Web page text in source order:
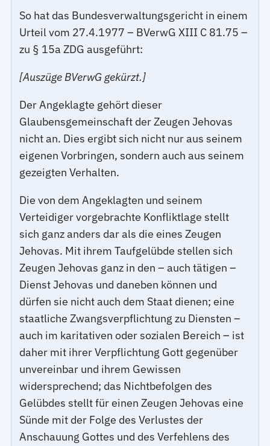
So hat das Bundesverwaltungsgericht in einem
Urteil vom 27.4.1977 – BVerwG XIII C 81.75 –
zu § 15a ZDG ausgeführt:
[Auszüge BVerwG gekürzt.]
Der Angeklagte gehört dieser
Glaubensgemeinschaft der Zeugen Jehovas
nicht an. Dies ergibt sich nicht nur aus seinem
eigenen Vorbringen, sondern auch aus seinem
gezeigten Verhalten.
Die von dem Angeklagten und seinem
Verteidiger vorgebrachte Konfliktlage stellt
sich ganz anders dar als die eines Zeugen
Jehovas. Mit ihrem Taufgelübde stellen sich
Zeugen Jehovas ganz in den – auch tätigen –
Dienst Jehovas und daneben können und
dürfen sie nicht auch dem Staat dienen; eine
staatliche Zwangsverpflichtung zu Diensten –
auch im karitativen oder sozialen Bereich – ist
daher mit ihrer Verpflichtung Gott gegenüber
unvereinbar und ihrem Gewissen
widersprechend; das Nichtbefolgen des
Gelübdes stellt für einen Zeugen Jehovas eine
Sünde mit der Folge des Verlustes der
Anschauung Gottes und des Verfehlens des